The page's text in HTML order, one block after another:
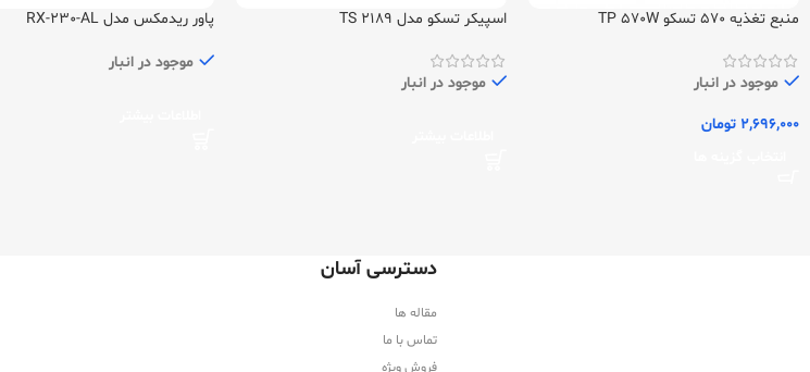
منبع تغذیه 570 تسکو TP 570W
موجود در انبار
2,696,000 تومان
اسپیکر تسکو مدل TS 2189
موجود در انبار
پاور ریدمکس مدل RX-230-AL
موجود در انبار
دسترسی آسان
مقاله ها
تماس با ما
فروش ویژه